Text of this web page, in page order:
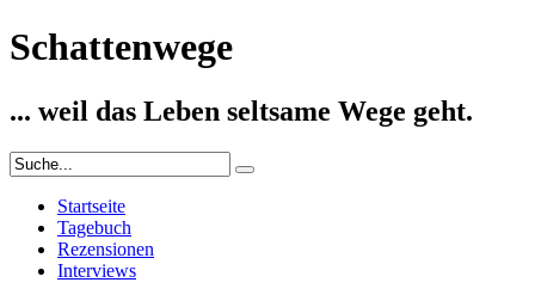
Schattenwege
... weil das Leben seltsame Wege geht.
Startseite
Tagebuch
Rezensionen
Interviews